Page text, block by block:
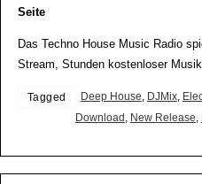
Seite
Das Techno House Music Radio
Stream, Stunden kostenloser Musik.
Tagged Deep House, DJMix,
Download , New Release,